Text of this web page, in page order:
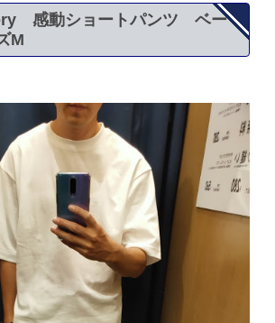
感動ショートパンツ ベー
M